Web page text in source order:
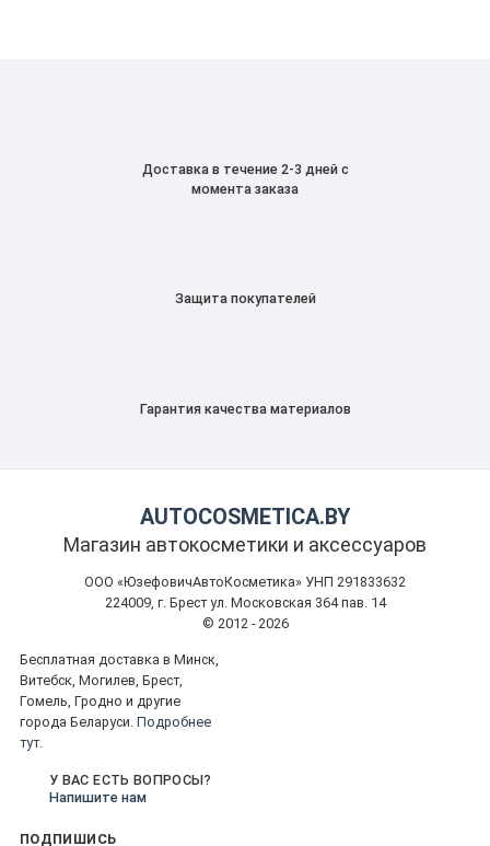
Доставка в течение 2-3 дней с
момента заказа
Защита покупателей
Гарантия качества материалов
AUTOCOSMETICA.BY
Магазин автокосметики и аксессуаров
ООО «ЮзефовичАвтоКосметика» УНП 291833632
224009, г. Брест ул. Московская 364 пав. 14
© 2012 - 2026
Бесплатная доставка в Минск,
Витебск, Могилев, Брест,
Гомель, Гродно и другие
города Беларуси. Подробнее
тут.
У ВАС ЕСТЬ ВОПРОСЫ?
Напишите нам
ПОДПИШИСЬ